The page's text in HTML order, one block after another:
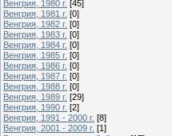
Венгрия, 1980 г. [45]
Венгрия, 1981 г. [0]
Венгрия, 1982 г. [0]
Венгрия, 1983 г. [0]
Венгрия, 1984 г. [0]
Венгрия, 1985 г. [0]
Венгрия, 1986 г. [0]
Венгрия, 1987 г. [0]
Венгрия, 1988 г. [0]
Венгрия, 1989 г. [29]
Венгрия, 1990 г. [2]
Венгрия, 1991 - 2000 г. [8]
Венгрия, 2001 - 2009 г. [1]